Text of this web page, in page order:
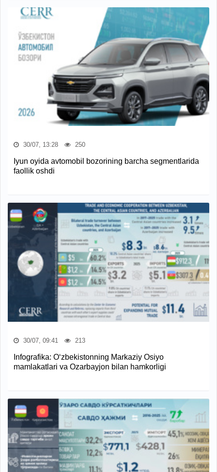
30/07, 13:28 250
Iyun oyida avtomobil bozorining barcha segmentlarida
faollik oshdi
30/07, 09:41 213
Infografika: O‘zbekistonning Markaziy Osiyo
mamlakatlari va Ozarbayjon bilan hamkorligi